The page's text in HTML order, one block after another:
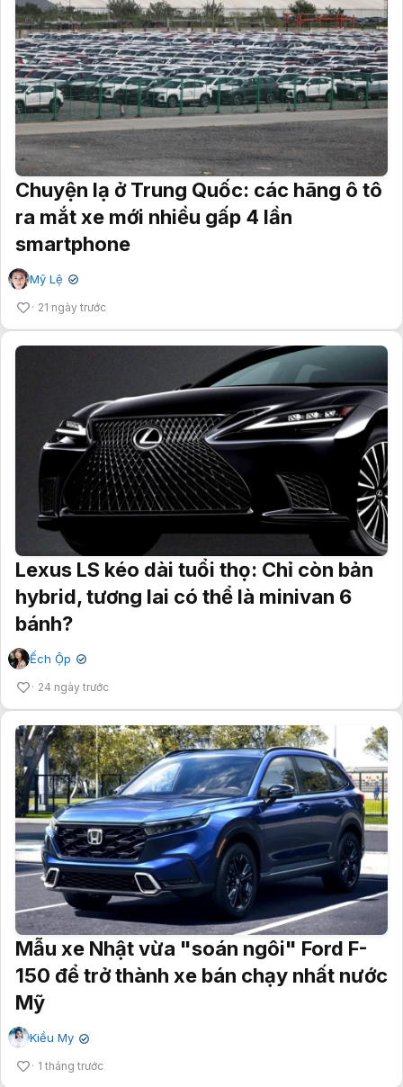
Chuyện lạ ở Trung Quốc: các hãng ô tô
ra mắt xe mới nhiều gấp 4 lần
smartphone
Mỹ Lệ ✔
21 ngày trước
Lexus LS kéo dài tuổi thọ: Chỉ còn bản
hybrid, tương lai có thể là minivan 6
bánh?
Ếch Ộp ✔
24 ngày trước
Mẫu xe Nhật vừa "soán ngôi" Ford F-
150 để trở thành xe bán chạy nhất nước
Mỹ
Kiều My ✔
1 tháng trước